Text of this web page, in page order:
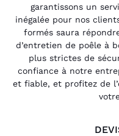
garantissons un
inégalée pour nos
formés saura
d’entretien de poêle à
plus strictes de
confiance à notre
et fiable, et profitez de